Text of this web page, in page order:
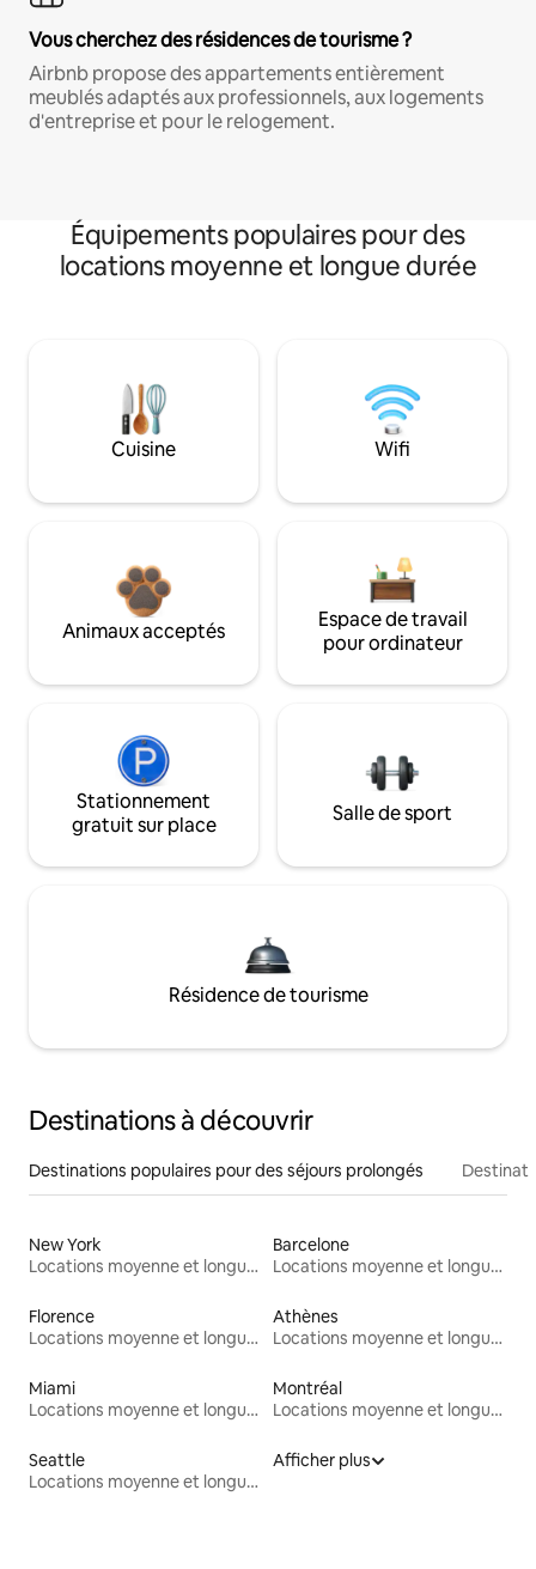
Vous cherchez des résidences de tourisme ?
Airbnb propose des appartements entièrement
meublés adaptés aux professionnels, aux logements
d'entreprise et pour le relogement.
Équipements populaires pour des
locations moyenne et longue durée
Cuisine Wifi
Animaux acceptés
Espace de travail
pour ordinateur
Stationnement
gratuit sur place
Salle de sport
Résidence de tourisme
Destinations à découvrir
Destinations populaires pour des séjours prolongés
New York
Locations moyenne et longue durée
Barcelone
Locations moyenne et longue durée
Florence
Locations moyenne et longue durée
Athènes
Locations moyenne et longue durée
Miami
Locations moyenne et longue durée
Montréal
Locations moyenne et longue durée
Seattle
Locations moyenne et longue durée
Afficher plus